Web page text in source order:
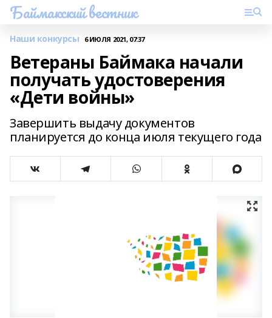
Баймакский вестник
Наши конкурсы 6 ИЮЛЯ 2021, 07:37
Ветераны Баймака начали
получать удостоверения
«Дети войны»
Завершить выдачу документов
планируется до конца июля текущего года